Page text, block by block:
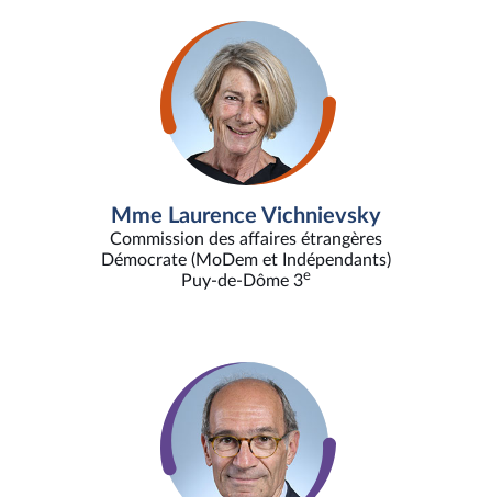
Mme Laurence Vichnievsky
Commission des affaires étrangères
Démocrate (MoDem et Indépendants)
Puy-de-Dôme 3e